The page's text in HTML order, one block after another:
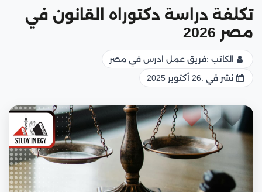
تكلفة دراسة دكتوراه القانون في
مصر 2026
الكاتب :فريق عمل ادرس في مصر
نشر في :26 أكتوبر 2025